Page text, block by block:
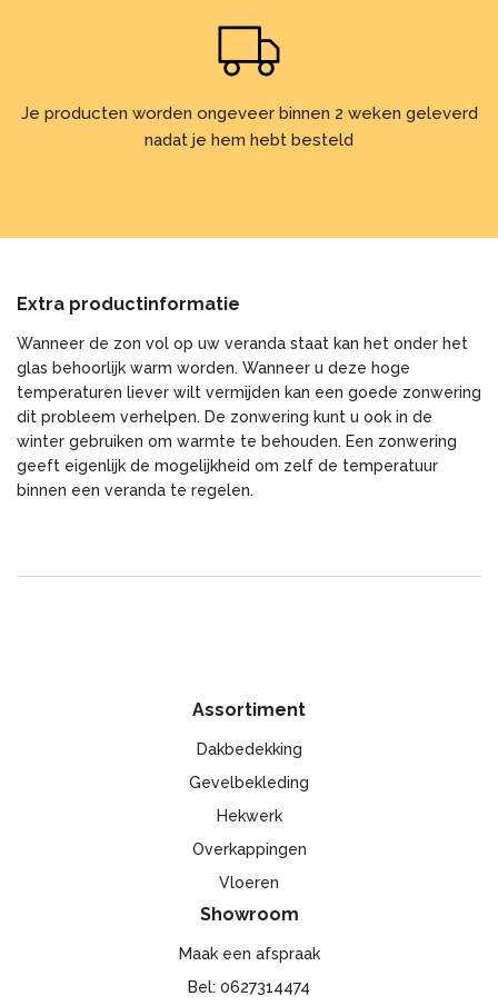
Je producten worden ongeveer binnen 2 weken geleverd
nadat je hem hebt besteld
Extra productinformatie
Wanneer de zon vol op uw veranda staat kan het onder het
glas behoorlijk warm worden. Wanneer u deze hoge
temperaturen liever wilt vermijden kan een goede zonwering
dit probleem verhelpen. De zonwering kunt u ook in de
winter gebruiken om warmte te behouden. Een zonwering
geeft eigenlijk de mogelijkheid om zelf de temperatuur
binnen een veranda te regelen.
Assortiment
Dakbedekking
Gevelbekleding
Hekwerk
Overkappingen
Vloeren
Showroom
Maak een afspraak
Bel: 0627314474